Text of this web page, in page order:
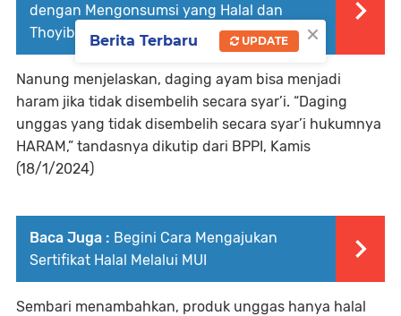
dengan Mengonsumsi yang Halal dan
Thoyib
Nanung menjelaskan, daging ayam bisa menjadi
haram jika tidak disembelih secara syar’i. “Daging
unggas yang tidak disembelih secara syar’i hukumnya
HARAM,” tandasnya dikutip dari BPPI, Kamis
(18/1/2024)
Baca Juga : Begini Cara Mengajukan
Sertifikat Halal Melalui MUI
Sembari menambahkan, produk unggas hanya halal
×
Berita Terbaru UPDATE